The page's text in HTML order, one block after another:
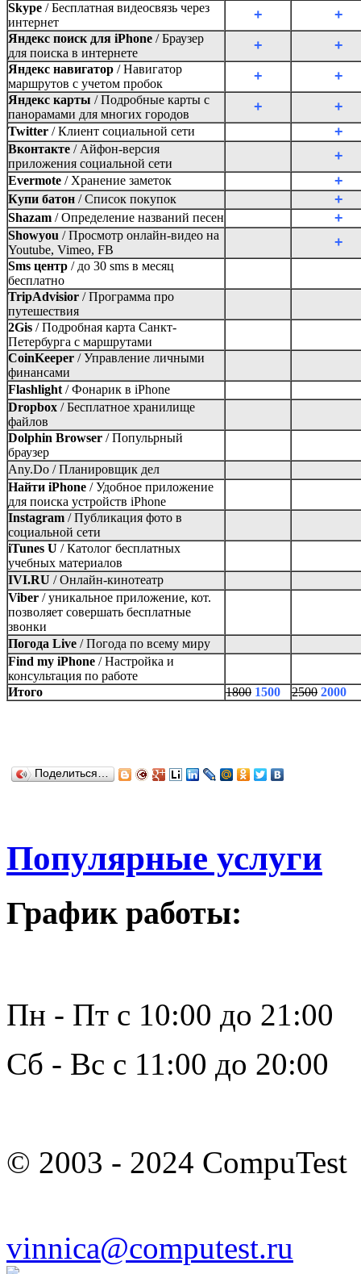
Skype / Бесплатная видеосвязь через
интернет
+ +
Яндекс поиск для iPhone / Браузер
для поиска в интернете
+ +
Яндекс навигатор / Навигатор
маршрутов с учетом пробок
+ +
Яндекс карты / Подробные карты с
панорамами для многих городов
+ +
Twitter / Клиент социальной сети +
Вконтакте / Айфон-версия
приложения социальной сети
+
Evermote / Хранение заметок +
Купи батон / Список покупок +
Shazam / Определение названий песен +
Showyou / Просмотр онлайн-видео на
Youtube, Vimeo, FB
+
Sms центр / до 30 sms в месяц
бесплатно
TripAdvisior / Программа про
путешествия
2Gis / Подробная карта Санкт-
Петербурга с маршрутами
CoinKeeper / Управление личными
финансами
Flashlight / Фонарик в iPhone
Dropbox / Бесплатное хранилище
файлов
Dolphin Browser / Попульрный
браузер
Any.Do / Планировщик дел
Найти iPhone / Удобное приложение
для поиска устройств iPhone
Instagram / Публикация фото в
социальной сети
iTunes U / Католог бесплатных
учебных материалов
IVI.RU / Онлайн-кинотеатр
Viber / уникальное приложение, кот.
позволяет совершать бесплатные
звонки
Погода Live / Погода по всему миру
Find my iPhone / Настройка и
консультация по работе
Итого
1800 1500 2500 2000
Поделиться…
Популярные услуги
График работы:
Пн - Пт с 10:00 до 21:00
Сб - Вс с 11:00 до 20:00
© 2003 - 2024 CompuTest
vinnica@computest.ru